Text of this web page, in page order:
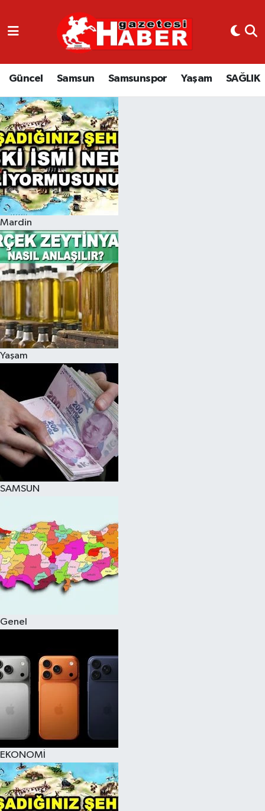
Güncel Samsun Samsunspor Yaşam SAĞLIK
Mardin
Yaşam
SAMSUN
Genel
EKONOMİ
GÜNCEL
SAMSUN
SAMSUNSPOR
EKONOMİ
YAŞAM